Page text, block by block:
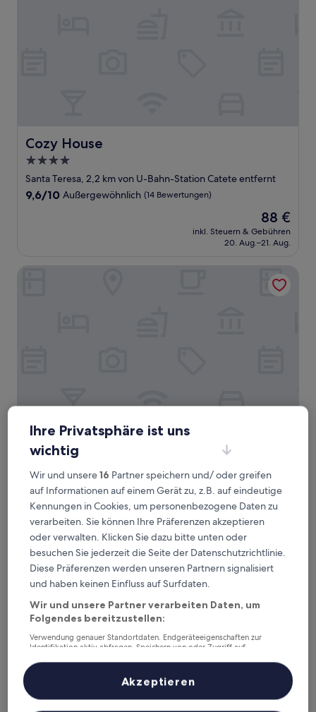
Cozy House
Cozy House
4.0-
Sterne-
Unterkunft
Santa Teresa, 2,2 km von U-Bahn-Station Catete entfernt
9.6
9,6/10 Außergewöhnlich (14 Bewertungen)
Der
Preis
beträgt
88 €
inkl. Steuern & Gebühren
20. Aug.–21. Aug.
Modernistas Hospedagem e Arte
Modernistas Hospedagem e Arte
3.0-
Sterne-
Unterkunft
Santa Teresa, 1,3 km von U-Bahn-Station Catete entfernt
9.6
von
Außergewöhnlich,
(77
Bewertungen)
9,6/10 Außergewöhnlich (77 Bewertungen)
Der
Preis
69 €
69 €
inkl. Steuern & Gebühren
11. Aug.–12. Aug.
Downtown Santana Hotel
Ihre Privatsphäre ist uns
wichtig
Wir und unsere16 Partner speichern und/ oder greifen
auf Informationen auf einem Gerät zu, z.B. auf eindeutige
Kennungen in Cookies, um personenbezogene Daten zu
verarbeiten. Sie können Ihre Präferenzen akzeptieren
oder verwalten. Klicken Sie dazu bitte unten oder
besuchen Sie jederzeit die Seite der Datenschutzrichtlinie.
Diese Präferenzen werden unseren Partnern signalisiert
und haben keinen Einfluss auf Surfdaten.
Wir und unsere Partner verarbeiten Daten, um
Folgendes bereitzustellen:
Verwendung genauer Standortdaten. Endgeräteeigenschaften zur
Identifikation aktiv abfragen. Speichern von oder Zugriff auf
Inhalte, Messung von Werbeleistung und der Performance von Inhalten,
Zielgruppenforschung sowie Entwicklung und Verbesserung von
Liste der Partner (Lieferanten)
Akzeptieren